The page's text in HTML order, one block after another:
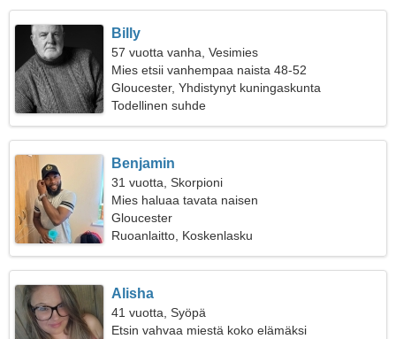
Billy
57 vuotta vanha, Vesimies
Mies etsii vanhempaa naista 48-52
Gloucester, Yhdistynyt kuningaskunta
Todellinen suhde
Benjamin
31 vuotta, Skorpioni
Mies haluaa tavata naisen
Gloucester
Ruoanlaitto, Koskenlasku
Alisha
41 vuotta, Syöpä
Etsin vahvaa miestä koko elämäksi